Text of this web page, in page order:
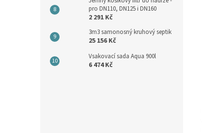
pro DN110, DN125 i DN160
2 291 Kč
3m3 samonosný kruhový septik
25 156 Kč
Vsakovací sada Aqua 900l
6 474 Kč